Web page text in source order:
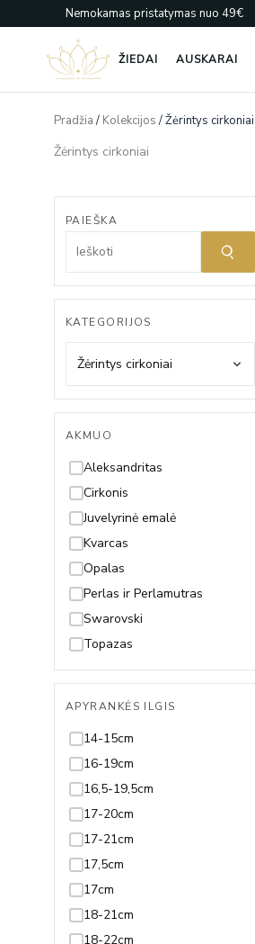
prie
Nemokamas pristatymas nuo 49€
ŽIEDAI AUSKARAI
Pradžia/ Kolekcijos/ Žėrintys cirkoniai
Žėrintys cirkoniai
PAIEŠKA
KATEGORIJOS
Žėrintys cirkoniai
AKMUO
Aleksandritas
Cirkonis
Juvelyrinė emalė
Kvarcas
Opalas
Perlas ir Perlamutras
Swarovski
Topazas
APYRANKĖS ILGIS
14-15cm
16-19cm
16,5-19,5cm
17-20cm
17-21cm
17,5cm
17cm
18-21cm
18-22cm